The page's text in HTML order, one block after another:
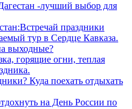
-лучший выбор для
праздники
тур в Сердце Кавказа.
выходные?
горящие огни, теплая
Куда поехать отдыхать
на День России по